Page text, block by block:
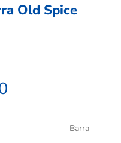
Old Spice
Barra